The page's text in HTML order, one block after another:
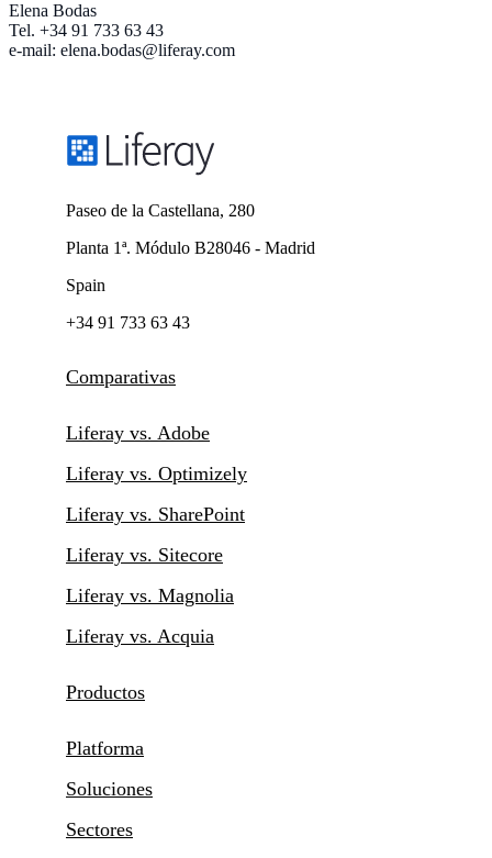
Elena Bodas
Tel. +34 91 733 63 43
e-mail: elena.bodas@liferay.com
Paseo de la Castellana, 280
Planta 1ª. Módulo B28046 - Madrid
Spain
+34 91 733 63 43
Comparativas
Liferay vs. Adobe
Liferay vs. Optimizely
Liferay vs. SharePoint
Liferay vs. Sitecore
Liferay vs. Magnolia
Liferay vs. Acquia
Productos
Platforma
Soluciones
Sectores